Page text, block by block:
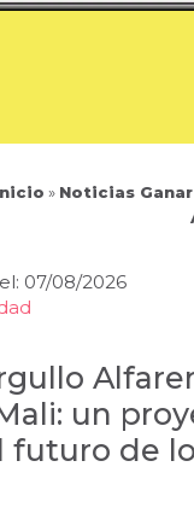
» Noticias
07/08/2026
un
futuro de